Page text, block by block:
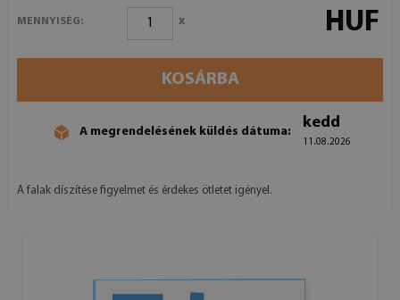
MENNYISÉG: x HUF
KOSÁRBA
A megrendelésének küldés dátuma:
kedd
11.08.2026
A falak díszítése figyelmet és érdekes ötletet igényel.